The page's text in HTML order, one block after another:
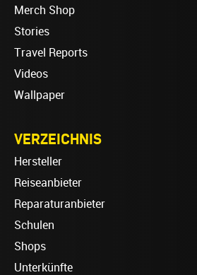
Merch Shop
Stories
Travel Reports
Videos
Wallpaper
VERZEICHNIS
Hersteller
Reiseanbieter
Reparaturanbieter
Schulen
Shops
Unterkünfte